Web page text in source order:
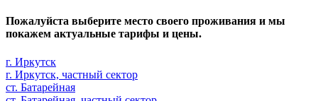
Пожалуйста выберите место своего проживания и мы
покажем актуальные тарифы и цены.
г. Иркутск
г. Иркутск, частный сектор
ст. Батарейная